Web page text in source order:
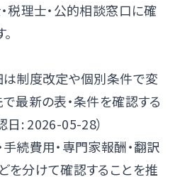
税理士・公的相談窓口に確
は制度改定や個別条件で変
最新の表・条件を確認する
日: 2026-05-28）
続費用・専門家報酬・翻訳
を分けて確認することを推